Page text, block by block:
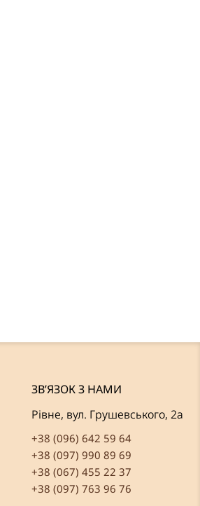
ЗВ’ЯЗОК З НАМИ
Рівне, вул. Грушевського, 2а
+38 (096) 642 59 64
+38 (097) 990 89 69
+38 (067) 455 22 37
+38 (097) 763 96 76